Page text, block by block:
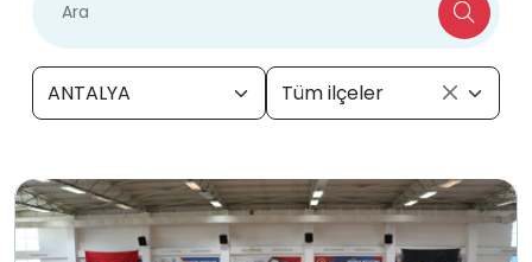
ANTALYA Tüm ilçeler